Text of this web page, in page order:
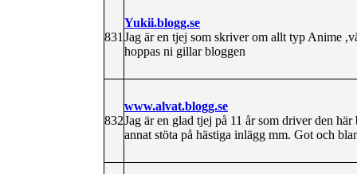
831
Yukii.blogg.se
Jag är en tjej som skriver om allt typ Anime
hoppas ni gillar bloggen
832
www.alvat.blogg.se
Jag är en glad tjej på 11 år som driver den
annat stöta på hästiga inlägg mm. Got och